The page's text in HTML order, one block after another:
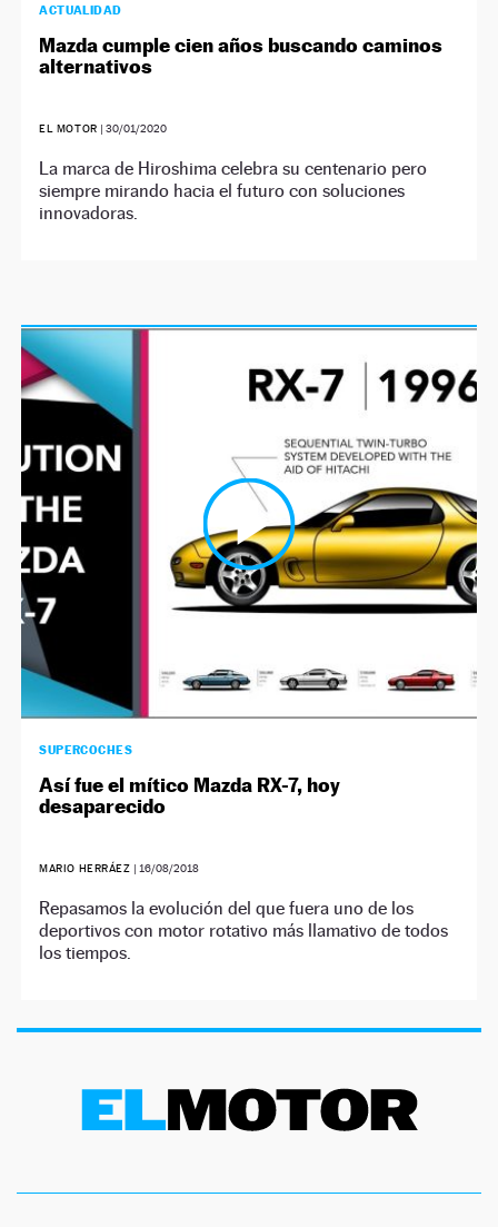
ACTUALIDAD
Mazda cumple cien años buscando caminos
alternativos
EL MOTOR | 30/01/2020
La marca de Hiroshima celebra su centenario pero
siempre mirando hacia el futuro con soluciones
innovadoras.
SUPERCOCHES
Así fue el mítico Mazda RX-7, hoy
desaparecido
MARIO HERRÁEZ | 16/08/2018
Repasamos la evolución del que fuera uno de los
deportivos con motor rotativo más llamativo de todos
los tiempos.